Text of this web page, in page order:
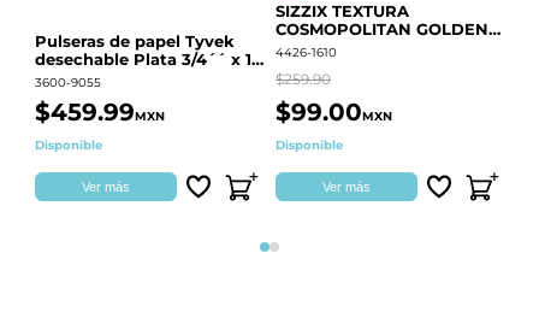
Pulseras de papel Tyvek
desechable Plata 3/4´´ x 10
´´
3600-9055
$459.99MXN
Disponible
Ver más
SIZZIX TEXTURA
COSMOPOLITAN GOLDEN
RINGS S.PARK 666700
4426-1610
$259.90
$99.00MXN
Disponible
Ver más
Página 1
Página 2